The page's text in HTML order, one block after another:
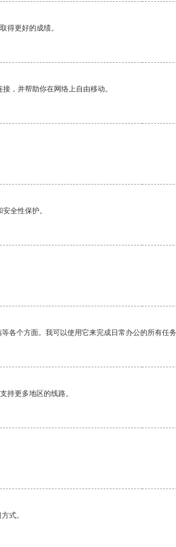
得更好的成绩。
，并帮助你在网络上自由移动。
全性保护。
各个方面。我可以使用它来完成日常办公的所有任务
持更多地区的线路。
式。